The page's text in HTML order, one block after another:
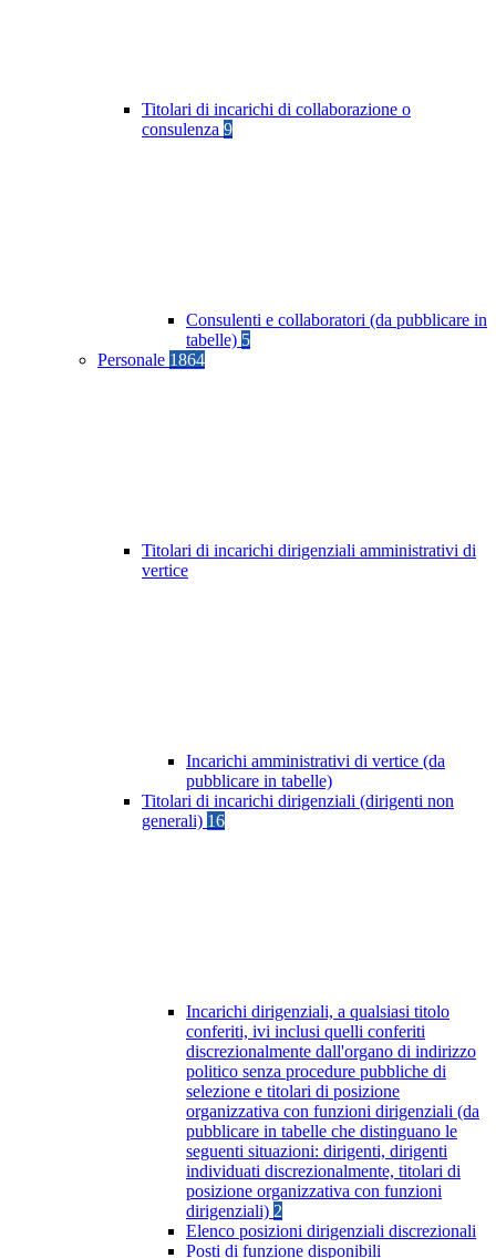
Titolari di incarichi di collaborazione o
consulenza 9
Consulenti e collaboratori (da pubblicare in
tabelle) 5
Personale 1864
Titolari di incarichi dirigenziali amministrativi di
vertice
Incarichi amministrativi di vertice (da
pubblicare in tabelle)
Titolari di incarichi dirigenziali (dirigenti non
generali) 16
Incarichi dirigenziali, a qualsiasi titolo
conferiti, ivi inclusi quelli conferiti
discrezionalmente dall'organo di indirizzo
politico senza procedure pubbliche di
selezione e titolari di posizione
organizzativa con funzioni dirigenziali (da
pubblicare in tabelle che distinguano le
seguenti situazioni: dirigenti, dirigenti
individuati discrezionalmente, titolari di
posizione organizzativa con funzioni
dirigenziali) 2
Elenco posizioni dirigenziali discrezionali
Posti di funzione disponibili